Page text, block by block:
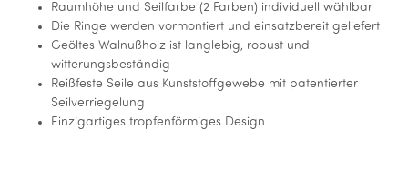
Raumhöhe und Seilfarbe (2 Farben) individuell wählbar
Die Ringe werden vormontiert und einsatzbereit geliefert
Geöltes Walnußholz ist langlebig, robust und
witterungsbeständig
Reißfeste Seile aus Kunststoffgewebe mit patentierter
Seilverriegelung
Einzigartiges tropfenförmiges Design